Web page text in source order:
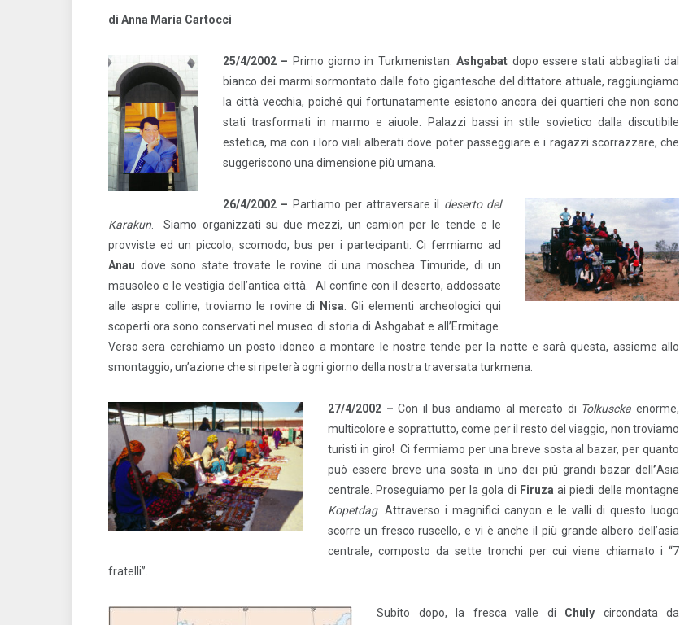
di Anna Maria Cartocci
25/4/2002 – Primo giorno in Turkmenistan:Ashgabat dopo essere stati abbagliati dal
bianco dei marmi sormontato dalle foto gigantesche del dittatore attuale, raggiungiamo
la città vecchia, poiché qui fortunatamente esistono ancora dei quartieri che non sono
stati trasformati in marmo e aiuole. Palazzi bassi in stile sovietico dalla discutibile
estetica, ma con i loro viali alberati dove poter passeggiare e i ragazzi scorrazzare, che
suggeriscono una dimensione più umana.
26/4/2002 – Partiamo per attraversare il deserto del
Karakun
Siamo organizzati su due mezzi, un camion per le tende e le
provviste ed un piccolo, scomodo, bus per i partecipanti. Ci fermiamo ad
Anau dove sono state trovate le rovine di una moschea Timuride, di un
mausoleo e le vestigia dell’antica città. Al confine con il deserto, addossate
alle aspre colline, troviamo le rovine di
Nisa . Gli elementi archeologici qui
scoperti ora sono conservati nel museo di storia di Ashgabat e all’Ermitage.
Verso sera cerchiamo un posto idoneo a montare le nostre tende per la notte e sarà questa, assieme allo
smontaggio, un’azione che si ripeterà ogni giorno della nostra traversata turkmena.
27/4/2002 –Con il bus andiamo al mercato di Tolkuscka enorme,
multicolore e soprattutto, come per il resto del viaggio, non troviamo
turisti in giro! Ci fermiamo per una breve sosta al bazar, per quanto
può essere breve una sosta in uno dei più grandi bazar dell ’Asia
centrale. Proseguiamo per la gola di Firuza ai piedi delle montagne
Kopetdag. Attraverso i magnifici canyon e le valli di questo luogo
scorre un fresco ruscello, e vi è anche il più grande albero dell’asia
centrale, composto da sette tronchi per cui viene chiamato i “7
fratelli”.
Subito dopo, la fresca valle di Chuly circondata da